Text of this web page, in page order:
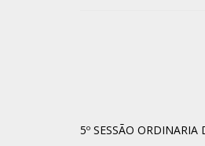
5º SESSÃO ORDINARIA